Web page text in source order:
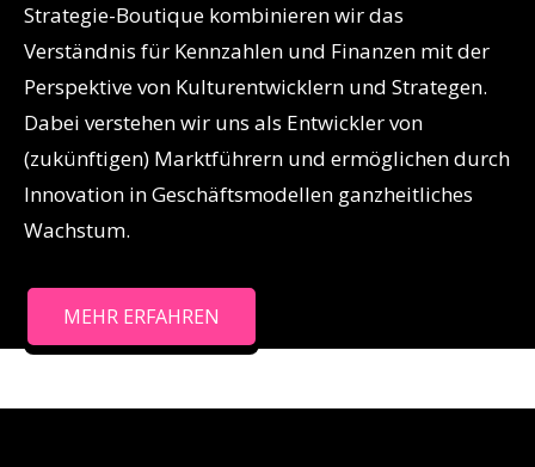
Strategie-Boutique kombinieren wir das
Verständnis für Kennzahlen und Finanzen mit der
Perspektive von Kulturentwicklern und Strategen.
Dabei verstehen wir uns als Entwickler von
(zukünftigen) Marktführern und ermöglichen durch
Innovation in Geschäftsmodellen ganzheitliches
Wachstum.
MEHR ERFAHREN